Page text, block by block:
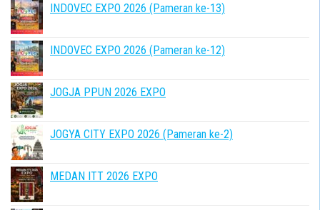
INDOVEC EXPO 2026 (Pameran ke-13)
INDOVEC EXPO 2026 (Pameran ke-12)
JOGJA PPUN 2026 EXPO
JOGYA CITY EXPO 2026 (Pameran ke-2)
MEDAN ITT 2026 EXPO